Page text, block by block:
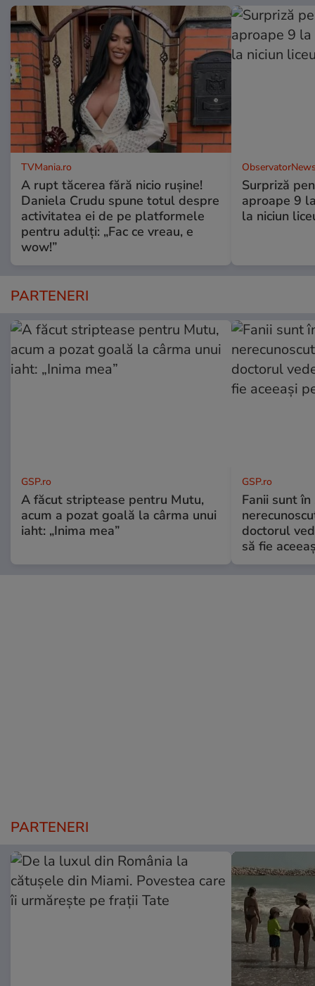
TVMania.ro
A rupt tăcerea fără nicio rușine!
Daniela Crudu spune totul despre
activitatea ei de pe platformele
pentru adulți: „Fac ce vreau, e
wow!”
Surpriză
aproape 9
la niciun
PARTENERI
GSP.ro
A făcut striptease pentru Mutu,
acum a pozat goală la cârma unui
iaht: „Inima mea”
GSP.ro
Fanii sunt în
doctorul
să fie
PARTENERI